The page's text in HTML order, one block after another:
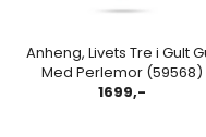
Anheng, Livets Tre i Gult
Med Perlemor (59568)
1699,-